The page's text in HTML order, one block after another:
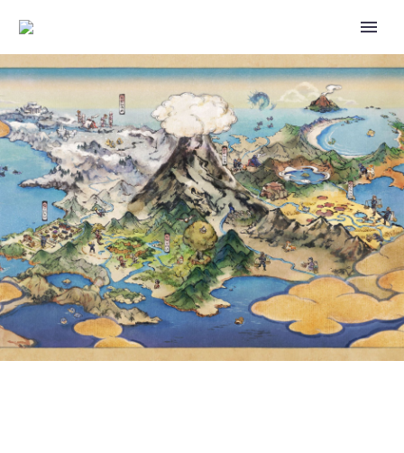
VIDEO: NEW TRAILER FOR
POKÉMON HORIZONS THE
SERIES PREVIEWS FUTURE
EPISODES AND CONTENT
INCLUDING THE ANIME DEBUT
OF IONO